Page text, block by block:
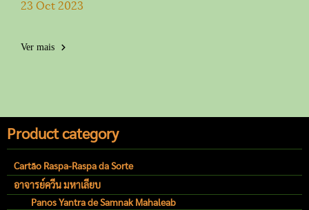
23 Oct 2023
Ver mais
Product category
Cartão Raspa-Raspa da Sorte
อาจารย์ควีน มหาเลียบ
Panos Yantra de Samnak Mahaleab